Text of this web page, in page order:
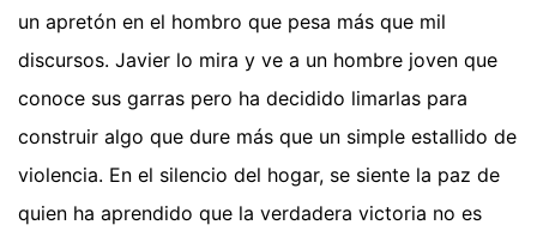
un apretón en el hombro que pesa más que mil
discursos. Javier lo mira y ve a un hombre joven que
conoce sus garras pero ha decidido limarlas para
construir algo que dure más que un simple estallido de
violencia. En el silencio del hogar, se siente la paz de
quien ha aprendido que la verdadera victoria no es